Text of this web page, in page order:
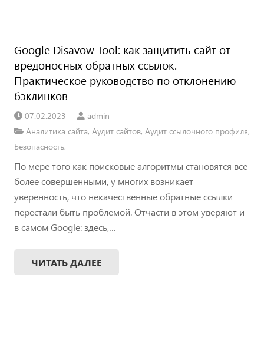
Google Disavow Tool: как защитить сайт от
вредоносных обратных ссылок.
Практическое руководство по отклонению
бэклинков
07.02.2023
admin
Аналитика сайта, Аудит сайтов, Аудит ссылочного профиля,
Безопасность,
По мере того как поисковые алгоритмы становятся все
более совершенными, у многих возникает
уверенность, что некачественные обратные ссылки
перестали быть проблемой. Отчасти в этом уверяют и
в самом Google: здесь,…
ЧИТАТЬ ДАЛЕЕ